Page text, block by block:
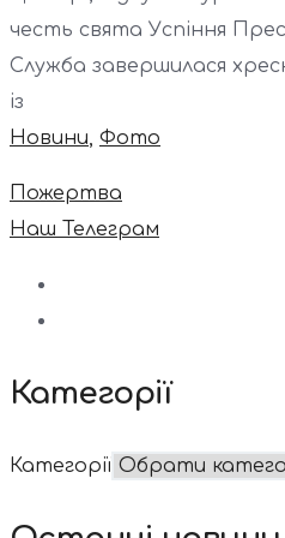
честь свята Успіння
Служба завершилася
із
Новини, Фото
Пожертва
Наш Телеграм
Категорії
Категорії